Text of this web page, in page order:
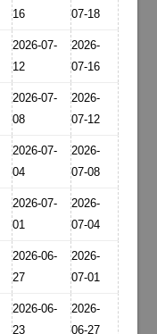
16
07-18
2026-07-
12
2026-
07-16
2026-07-
08
2026-
07-12
2026-07-
04
2026-
07-08
2026-07-
01
2026-
07-04
2026-06-
27
2026-
07-01
2026-06-
23
2026-
06-27